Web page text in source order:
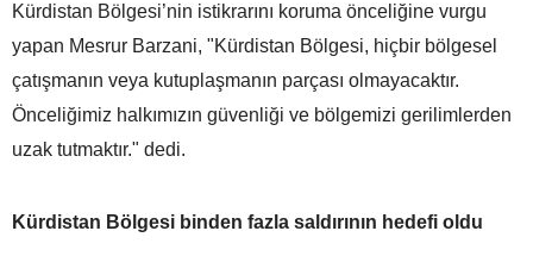
Kürdistan Bölgesi’nin istikrarını koruma önceliğine vurgu
yapan Mesrur Barzani, "Kürdistan Bölgesi, hiçbir bölgesel
çatışmanın veya kutuplaşmanın parçası olmayacaktır.
Önceliğimiz halkımızın güvenliği ve bölgemizi gerilimlerden
uzak tutmaktır." dedi.
Kürdistan Bölgesi binden fazla saldırının hedefi oldu